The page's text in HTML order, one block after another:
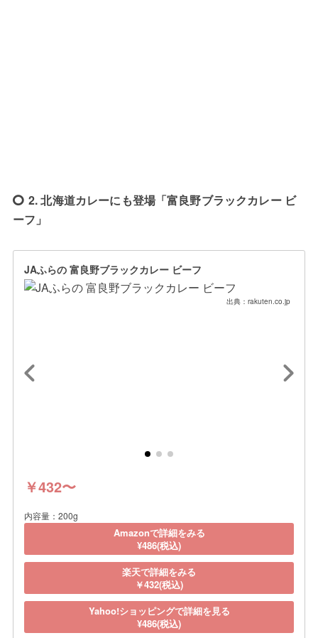
2. 北海道カレーにも登場「富良野ブラックカレー ビ
ーフ」
JAふらの 富良野ブラックカレー ビーフ
出典：rakuten.co.jp
￥432〜
内容量：200g
Amazonで詳細をみる
¥486(税込)
楽天で詳細をみる
￥432(税込)
Yahoo!ショッピングで詳細を見る
¥486(税込)